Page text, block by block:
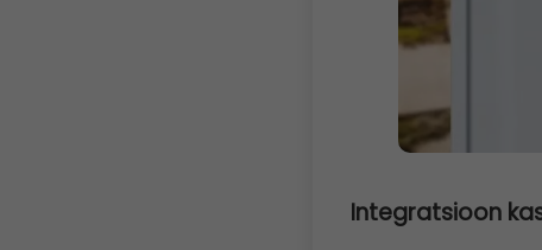
Integratsioon